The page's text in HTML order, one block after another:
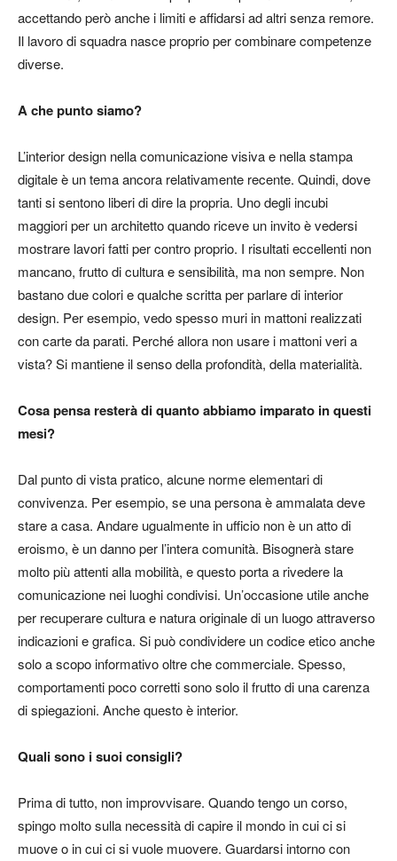
accettando però anche i limiti e affidarsi ad altri senza remore.
Il lavoro di squadra nasce proprio per combinare competenze
diverse.
A che punto siamo?
L’interior design nella comunicazione visiva e nella stampa
digitale è un tema ancora relativamente recente. Quindi, dove
tanti si sentono liberi di dire la propria. Uno degli incubi
maggiori per un architetto quando riceve un invito è vedersi
mostrare lavori fatti per contro proprio. I risultati eccellenti non
mancano, frutto di cultura e sensibilità, ma non sempre. Non
bastano due colori e qualche scritta per parlare di interior
design. Per esempio, vedo spesso muri in mattoni realizzati
con carte da parati. Perché allora non usare i mattoni veri a
vista? Si mantiene il senso della profondità, della materialità.
Cosa pensa resterà di quanto abbiamo imparato in questi
mesi?
Dal punto di vista pratico, alcune norme elementari di
convivenza. Per esempio, se una persona è ammalata deve
stare a casa. Andare ugualmente in ufficio non è un atto di
eroismo, è un danno per l’intera comunità. Bisognerà stare
molto più attenti alla mobilità, e questo porta a rivedere la
comunicazione nei luoghi condivisi. Un’occasione utile anche
per recuperare cultura e natura originale di un luogo attraverso
indicazioni e grafica. Si può condividere un codice etico anche
solo a scopo informativo oltre che commerciale. Spesso,
comportamenti poco corretti sono solo il frutto di una carenza
di spiegazioni. Anche questo è interior.
Quali sono i suoi consigli?
Prima di tutto, non improvvisare. Quando tengo un corso,
spingo molto sulla necessità di capire il mondo in cui ci si
muove o in cui ci si vuole muovere. Guardarsi intorno con